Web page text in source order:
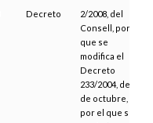
Decreto
2/2008, del
Consell, por el
que se
modifica el
Decreto
233/2004, de 22
de octubre,
por el que se